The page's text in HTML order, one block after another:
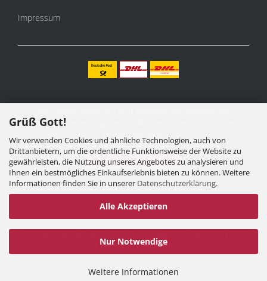
Grüß Gott!
Wir verwenden Cookies und ähnliche Technologien, auch von
Drittanbietern, um die ordentliche Funktionsweise der Website zu
gewährleisten, die Nutzung unseres Angebotes zu analysieren und
Ihnen ein bestmögliches Einkaufserlebnis bieten zu können. Weitere
Informationen finden Sie in unserer Datenschutzerklärung.
Alle Akzeptieren
Nur Notwendige
Weitere Informationen
Impressum
Mehrwertsteuer, zzgl.
gekennzeichnet.
Vertrag widerrufen
Internetshopby Gambio.de © 2025 Gambio ThemesXycons
Cookie Einstellungen